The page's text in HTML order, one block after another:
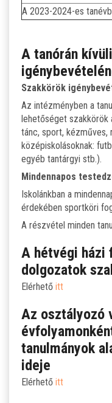
A 2023-2024-es
A tanórán
Szakkörök
Az intézményben a
lehetőséget szakkörök
tánc, sport, kézműves,
középiskolásoknak:
egyéb tantárgyi stb.).
Mindennapos
Iskolánkban a
érdekében sportköri
A részvétel minden
A hétvégi házi
dolgozatok
Elérhető itt
Az osztályozó
tanulmányok
ideje
Elérhető itt